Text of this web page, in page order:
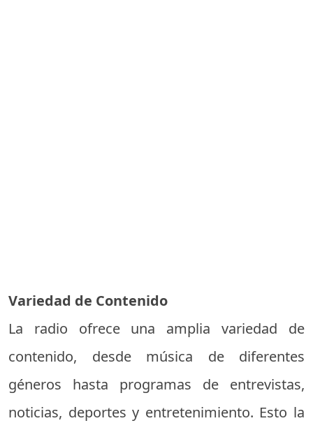
Variedad de Contenido
La radio ofrece una amplia variedad de
contenido, desde música de diferentes
géneros hasta programas de entrevistas,
noticias, deportes y entretenimiento. Esto la